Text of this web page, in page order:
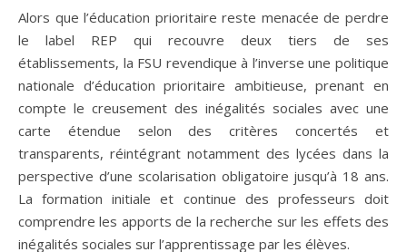
Alors que l’éducation prioritaire reste menacée de perdre
le label REP qui recouvre deux tiers de ses
établissements, la FSU revendique à l’inverse une politique
nationale d’éducation prioritaire ambitieuse, prenant en
compte le creusement des inégalités sociales avec une
carte étendue selon des critères concertés et
transparents, réintégrant notamment des lycées dans la
perspective d’une scolarisation obligatoire jusqu’à 18 ans.
La formation initiale et continue des professeurs doit
comprendre les apports de la recherche sur les effets des
inégalités sociales sur l’apprentissage par les élèves.